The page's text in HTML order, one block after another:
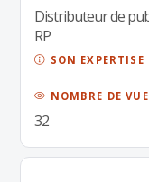
Distributeur de
RP
SON EXPERTISE
NOMBRE DE
32